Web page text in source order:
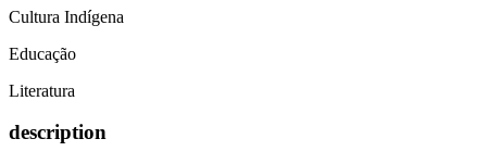
Cultura Indígena
Educação
Literatura
description